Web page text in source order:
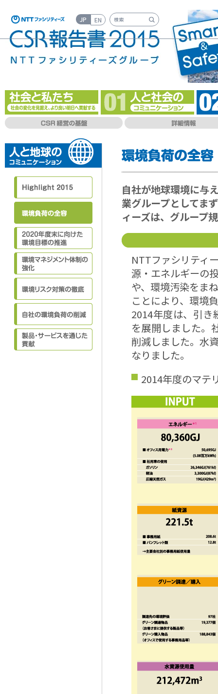
JP EN 検索キーワード入力
自社が地球環境に与
業グループとしてま
ィーズは、グループ
NTTファシリティ
源・エネルギーの
や、環境汚染をま
ことにより、環境
2014年度は、引
を展開しました。
削減しました。水
なりました。
2014年度のマテ